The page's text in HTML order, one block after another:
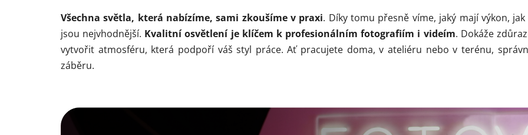
Všechna světla, která nabízíme, sami zkoušíme v praxi. Díky tomu přesně víme, jaký mají výkon,
jsou nejvhodnější. Kvalitní osvětlení je klíčem k profesionálním fotografiím i videím. Dokáže
vytvořit atmosféru, která podpoří váš styl práce. Ať pracujete doma, v ateliéru nebo v terénu,
záběru.